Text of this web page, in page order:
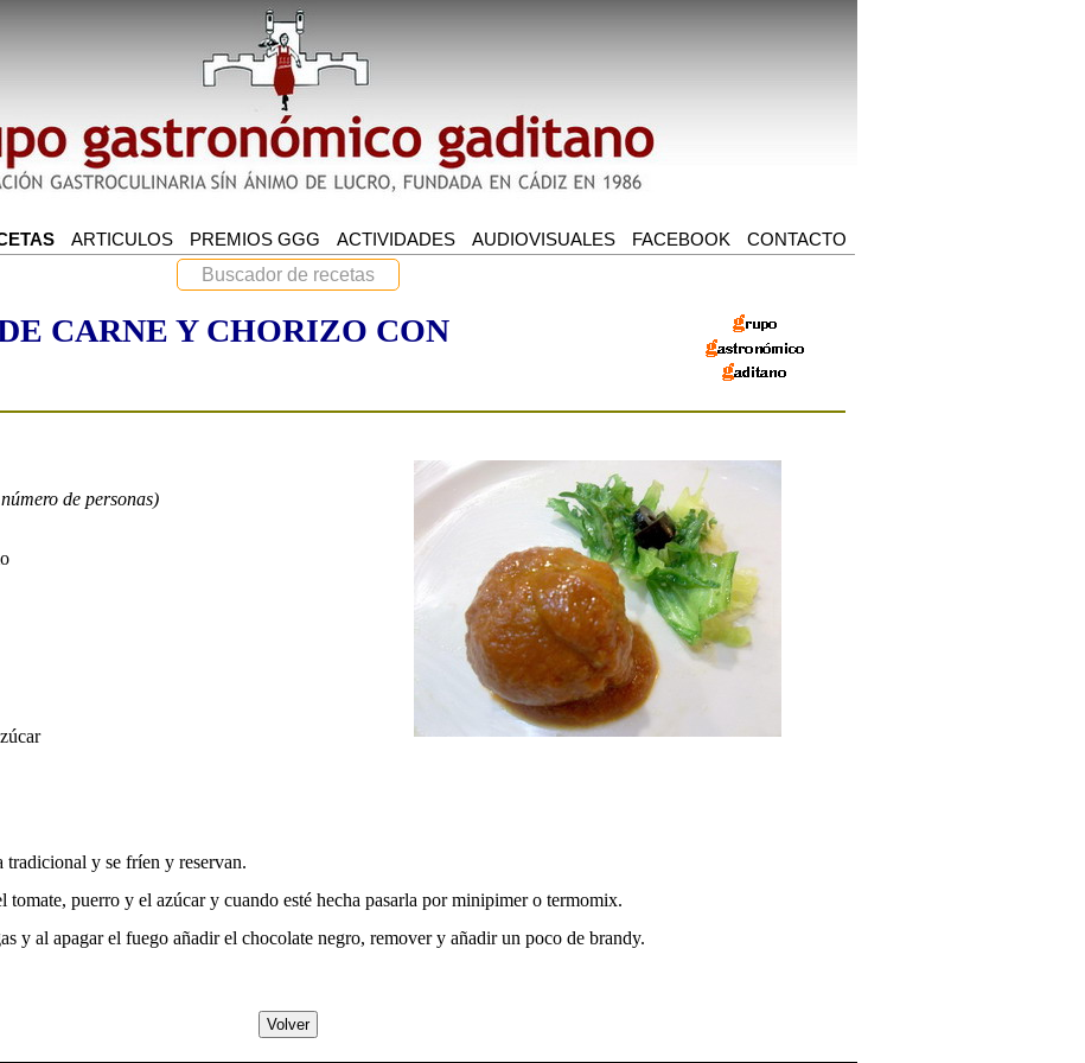
CARNE Y CHORIZO CON
de personas)
tradicional y se fríen y reservan.
tomate, puerro y el azúcar y cuando esté hecha pasarla por minipimer o termomix.
y al apagar el fuego añadir el chocolate negro, remover y añadir un poco de brandy.
Volver